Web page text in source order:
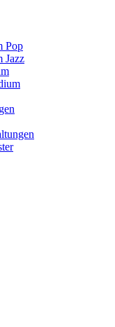
Pop
Jazz